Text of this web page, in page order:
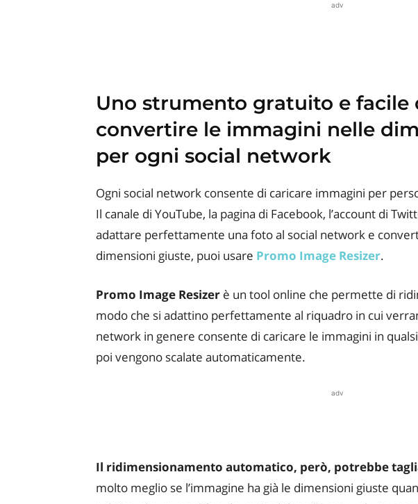
adv
Uno strumento gratuito e facile
convertire le immagini nelle
per ogni social network
Ogni social network consente di caricare immagini per
Il canale di YouTube, la pagina di Facebook, l’account di
adattare perfettamente una foto al social network e
dimensioni giuste, puoi usare Promo Image Resizer.
Promo Image Resizer è un tool online che permette di
modo che si adattino perfettamente al riquadro in cui
network in genere consente di caricare le immagini in
poi vengono scalate automaticamente.
adv
Il ridimensionamento automatico, però, potrebbe
molto meglio se l’immagine ha già le dimensioni giuste